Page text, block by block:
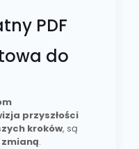
PDF
do
przyszłości
kroków, są
.